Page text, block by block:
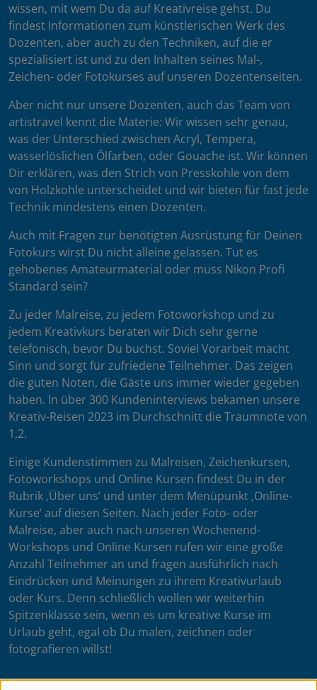
wissen, mit wem Du da auf Kreativreise gehst. Du
findest Informationen zum künstlerischen Werk des
Dozenten, aber auch zu den Techniken, auf die er
spezialisiert ist und zu den Inhalten seines Mal-,
Zeichen- oder Fotokurses auf unseren Dozentenseiten.
Aber nicht nur unsere Dozenten, auch das Team von
artistravel kennt die Materie: Wir wissen sehr genau,
was der Unterschied zwischen Acryl, Tempera,
wasserlöslichen Ölfarben, oder Gouache ist. Wir können
Dir erklären, was den Strich von Presskohle von dem
von Holzkohle unterscheidet und wir bieten für fast jede
Technik mindestens einen Dozenten.
Auch mit Fragen zur benötigten Ausrüstung für Deinen
Fotokurs wirst Du nicht alleine gelassen. Tut es
gehobenes Amateurmaterial oder muss Nikon Profi
Standard sein?
Zu jeder Malreise, zu jedem Fotoworkshop und zu
jedem Kreativkurs beraten wir Dich sehr gerne
telefonisch, bevor Du buchst. Soviel Vorarbeit macht
Sinn und sorgt für zufriedene Teilnehmer. Das zeigen
die guten Noten, die Gäste uns immer wieder gegeben
haben. In über 300 Kundeninterviews bekamen unsere
Kreativ-Reisen 2023 im Durchschnitt die Traumnote von
1,2.
Einige Kundenstimmen zu Malreisen, Zeichenkursen,
Fotoworkshops und Online Kursen findest Du in der
Rubrik ‚Über uns’ und unter dem Menüpunkt ‚Online-
Kurse’ auf diesen Seiten. Nach jeder Foto- oder
Malreise, aber auch nach unseren Wochenend-
Workshops und Online Kursen rufen wir eine große
Anzahl Teilnehmer an und fragen ausführlich nach
Eindrücken und Meinungen zu ihrem Kreativurlaub
oder Kurs. Denn schließlich wollen wir weiterhin
Spitzenklasse sein, wenn es um kreative Kurse im
Urlaub geht, egal ob Du malen, zeichnen oder
fotografieren willst!